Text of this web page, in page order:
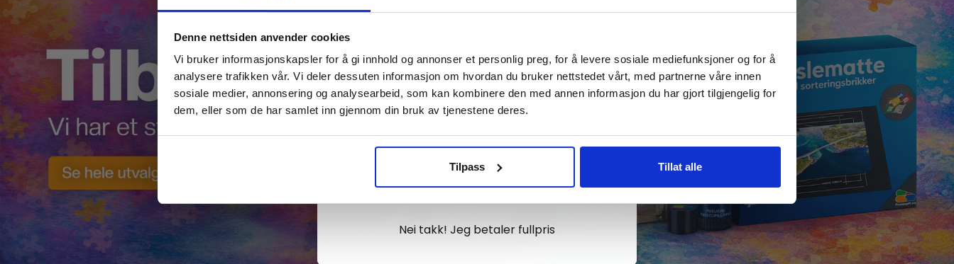
Denne nettsiden anvender cookies
Vi bruker informasjonskapsler for å gi innhold og annonser et personlig preg, for å levere sosiale mediefunksjoner og for å
analysere trafikken vår. Vi deler dessuten informasjon om hvordan du bruker nettstedet vårt, med partnerne våre innen
sosiale medier, annonsering og analysearbeid, som kan kombinere den med annen informasjon du har gjort tilgjengelig for
dem, eller som de har samlet inn gjennom din bruk av tjenestene deres.
Tilpass Tillat alle
10% Rabatt?
Meld deg på vårt nyhetsbrev og motta
gode tilbud og produktinformasjon fra
oss¢!
Ja takk, jeg er med
Nei takk! Jeg betaler fullpris